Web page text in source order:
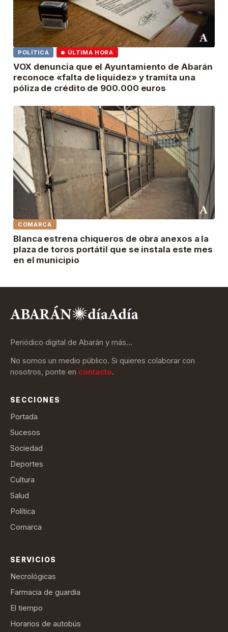
POLÍTICA ÚLTIMA HORA
VOX denuncia que el Ayuntamiento de Abarán
reconoce «falta de liquidez» y tramita una
póliza de crédito de 900.000 euros
COMARCA
Blanca estrena chiqueros de obra anexos a la
plaza de toros portátil que se instala este mes
en el municipio
Periódico digital de Abarán y más…
No somos un medio público. Si quieres colaborar con
nosotros, ponte en contacto.
SECCIONES
Portada
Sucesos
Sociedad
Deportes
Cultura
Salud
Política
Comarca
SERVICIOS
Necrológicas
Farmacia de guardia
El tiempo
Horarios de autobús